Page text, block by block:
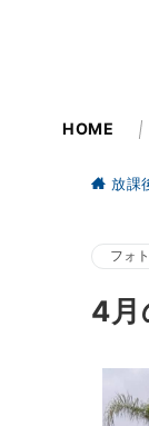
HOME
放課
フォ
4月